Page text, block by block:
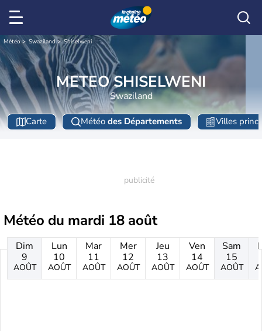
Météo Swaziland Shiselweni
METEO SHISELWENI
Swaziland
Carte Météo des Départements Villes
Météo du mardi 18 août
Dim
9
AOÛT
Lun
10
AOÛT
Mar
11
AOÛT
Mer
12
AOÛT
Jeu
13
AOÛT
Ven
14
AOÛT
Sam
15
AOÛT